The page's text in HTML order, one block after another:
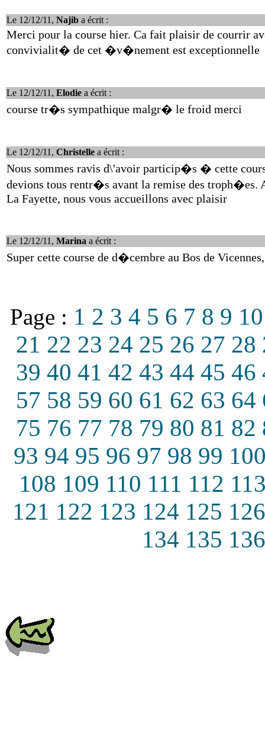
Le 12/12/11, Najib a écrit :
Merci pour la course hier. Ca fait plaisir de courrir
convivialit� de cet �v�nement est exceptionnelle
Le 12/12/11, Elodie a écrit :
course tr�s sympathique malgr� le froid merci
Le 12/12/11, Christelle a écrit :
Nous sommes ravis d\'avoir particip�s � cette
devions tous rentr�s avant la remise des troph�es.
La Fayette, nous vous accueillons avec plaisir
Le 12/12/11, Marina a écrit :
Super cette course de d�cembre au Bos de
Page : 1 2 3 4 5 6 7 8 9 10
21 22 23 24 25 26 27 28
39 40 41 42 43 44 45 46
57 58 59 60 61 62 63 64
75 76 77 78 79 80 81 82
93 94 95 96 97 98 99
108 109 110 111 112
121 122 123 124 125 126
134 135 136